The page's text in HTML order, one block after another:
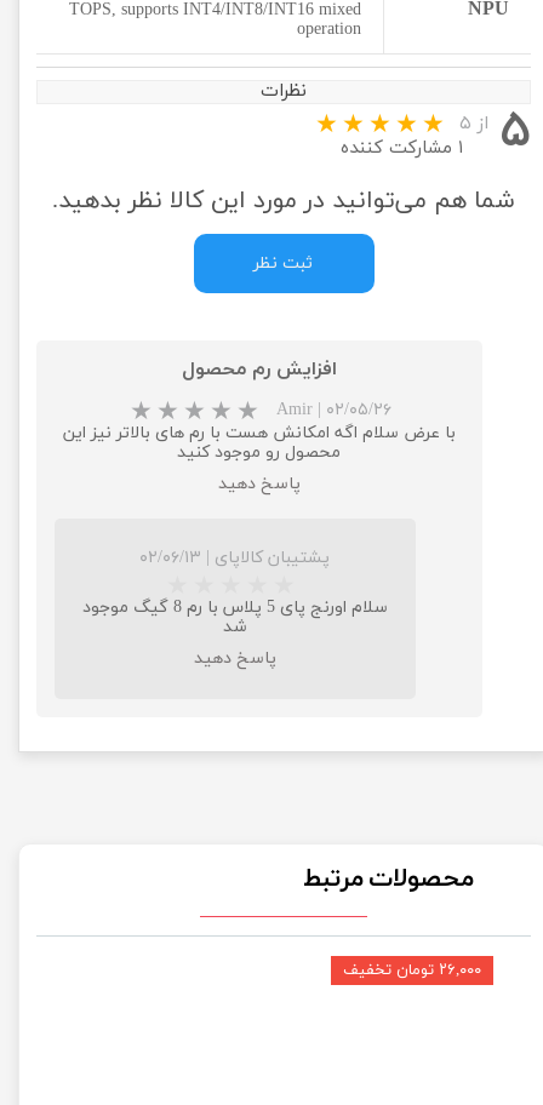
NPU
TOPS, supports INT4/INT8/INT16 mixed
operation
نظرات
۵ از ۵
۱ مشارکت کننده
شما هم می‌توانید در مورد این کالا نظر بدهید.
ثبت نظر
افزایش رم محصول
Amir ۰۲/۰۵/۲۶
با عرض سلام اگه امکانش هست با رم های بالاتر نیز این
محصول رو موجود کنید
پاسخ دهید
پشتیبان کالاپای ۰۲/۰۶/۱۳
سلام اورنج پای 5 پلاس با رم 8 گیگ موجود
شد
پاسخ دهید
محصولات مرتبط
۲۶,۰۰۰ تومان تخفیف